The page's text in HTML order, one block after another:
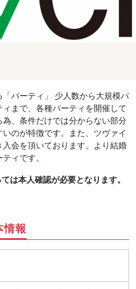
パーティ」 少人数から大規模パ
まで、各種パーティを開催して
、条件だけでは分からない部分
のが特徴です。また、ツヴァイ
会を頂いております。より結婚
ィです。
は本人確認が必要となります。
情報